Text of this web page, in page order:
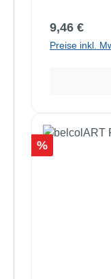
Regulärer
9,46 €
Preise inkl.
Rabatt
%